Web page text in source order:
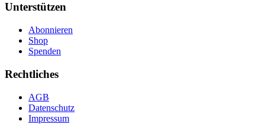
Unterstützen
Abonnieren
Shop
Spenden
Rechtliches
AGB
Datenschutz
Impressum